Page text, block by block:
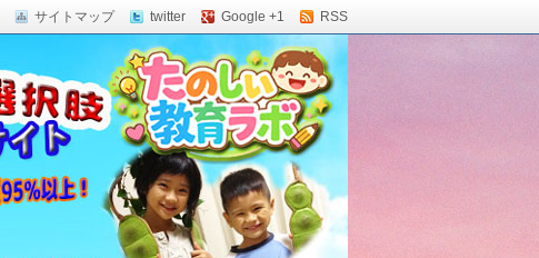
サイトマップ twitter Google +1 RSS